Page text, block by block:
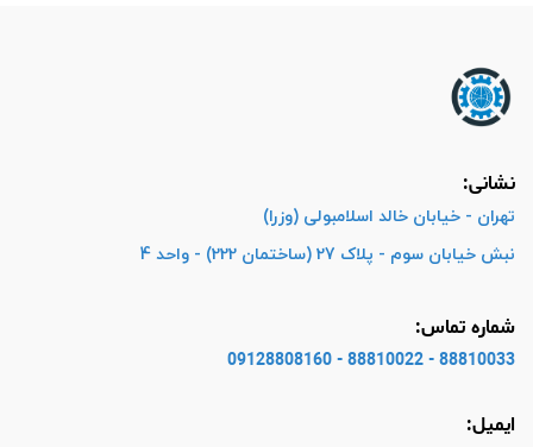
نشانی:
تهران - خیابان خالد اسلامبولی (وزرا)
نبش خیابان سوم - پلاک 27 (ساختمان 222) - واحد 4
شماره تماس:
88810033 - 88810022 - 09128808160
ایمیل: